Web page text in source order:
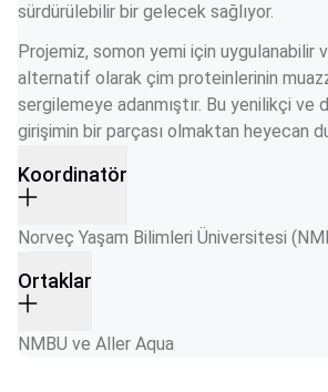
sürdürülebilir bir gelecek sağlıyor.
Projemiz, somon yemi için uygulanabilir
alternatif olarak çim proteinlerinin
sergilemeye adanmıştır. Bu yenilikçi ve
girişimin bir parçası olmaktan heyecan
Koordinatör
Norveç Yaşam Bilimleri Üniversitesi
Ortaklar
NMBU ve Aller Aqua